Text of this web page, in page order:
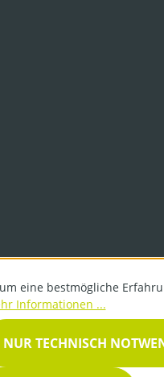
eine bestmögliche
Informationen ...
NUR TECHNISCH